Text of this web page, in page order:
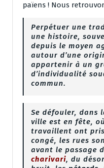
païens ! Nous
Perpétuer une
une histoire,
depuis le moyen
autour d’une
appartenir à un
d’individualité
commun.
Se défouler, dans
ville est en fête,
travaillent ont
congé, les rues
avant le passage
charivari, du